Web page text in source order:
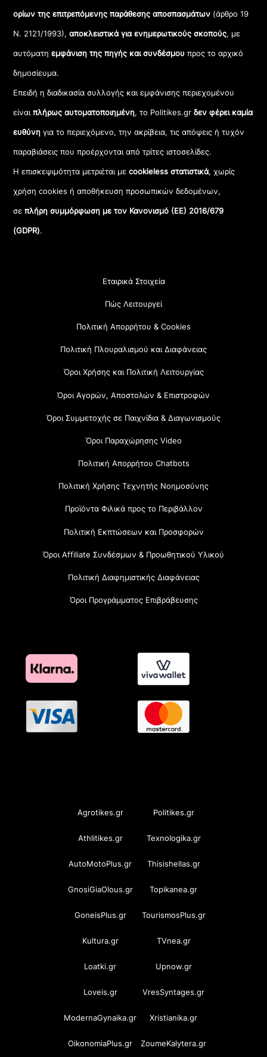
ορίων της επιτρεπόμενης παράθεσης αποσπασμάτων (άρθρο 19
Ν. 2121/1993), αποκλειστικά για ενημερωτικούς σκοπούς, με
αυτόματηεμφάνιση της πηγής και συνδέσμου προς το αρχικό
δημοσίευμα.
Επειδή η διαδικασία συλλογής και εμφάνισης περιεχομένου
είναιπλήρως αυτοματοποιημένη, το Politikes.grδεν φέρει καμία
ευθύνη για το περιεχόμενο, την ακρίβεια, τις απόψεις ή τυχόν
παραβιάσεις που προέρχονται από τρίτες ιστοσελίδες.
Η επισκεψιμότητα μετριέται μεcookieless στατιστικά, χωρίς
χρήση cookies ή αποθήκευση προσωπικών δεδομένων,
σεπλήρη συμμόρφωση με τον Κανονισμό (ΕΕ) 2016/679
(GDPR).
Εταιρικά Στοιχεία
Πώς Λειτουργεί
Πολιτική Απορρήτου & Cookies
Πολιτική Πλουραλισμού και Διαφάνειας
Όροι Χρήσης και Πολιτική Λειτουργίας
Όροι Αγορών, Αποστολών & Επιστροφών
Όροι Συμμετοχής σε Παιχνίδια & Διαγωνισμούς
Όροι Παραχώρησης Video
Πολιτική Απορρήτου Chatbots
Πολιτική Χρήσης Τεχνητής Νοημοσύνης
Προϊόντα Φιλικά προς το Περιβάλλον
Πολιτική Εκπτώσεων και Προσφορών
Όροι Affiliate Συνδέσμων & Προωθητικού Υλικού
Πολιτική Διαφημιστικής Διαφάνειας
Όροι Προγράμματος Επιβράβευσης
Agrotikes.gr Politikes.gr
Athlitikes.gr Texnologika.gr
AutoMotoPlus.gr Thisishellas.gr
GnosiGiaOlous.gr Topikanea.gr
GoneisPlus.gr TourismosPlus.gr
Kultura.gr TVnea.gr
Loatki.gr Upnow.gr
Loveis.gr VresSyntages.gr
ModernaGynaika.gr Xristianika.gr
OikonomiaPlus.gr ZoumeKalytera.gr